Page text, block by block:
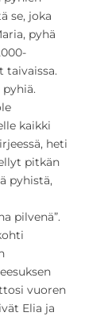
se, joka
pyhä
taivaissa.
kaikki
heti
pitkän
pyhistä,
pilvenä”.
vuoren
Elia ja